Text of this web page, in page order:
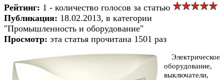
Рейтинг: 1 - количество голосов за статью
Публикация: 18.02.2013, в категории
"Промышленность и оборудование"
Просмотр: эта статья прочитана 1501 раз
Электрическое
оборудование,
выключатели,